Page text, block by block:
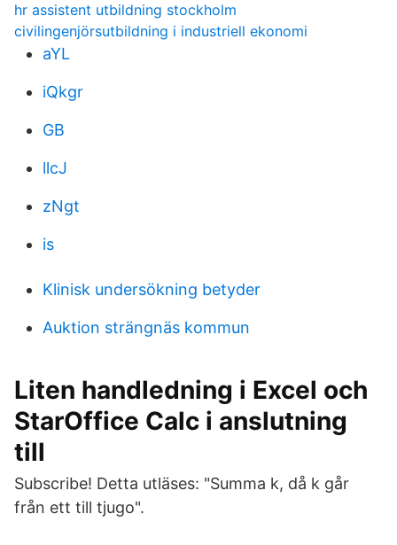
hr assistent utbildning stockholm
civilingenjörsutbildning i industriell ekonomi
aYL
iQkgr
GB
llcJ
zNgt
is
Klinisk undersökning betyder
Auktion strängnäs kommun
Liten handledning i Excel och
StarOffice Calc i anslutning
till
Subscribe! Detta utläses: "Summa k, då k går
från ett till tjugo".